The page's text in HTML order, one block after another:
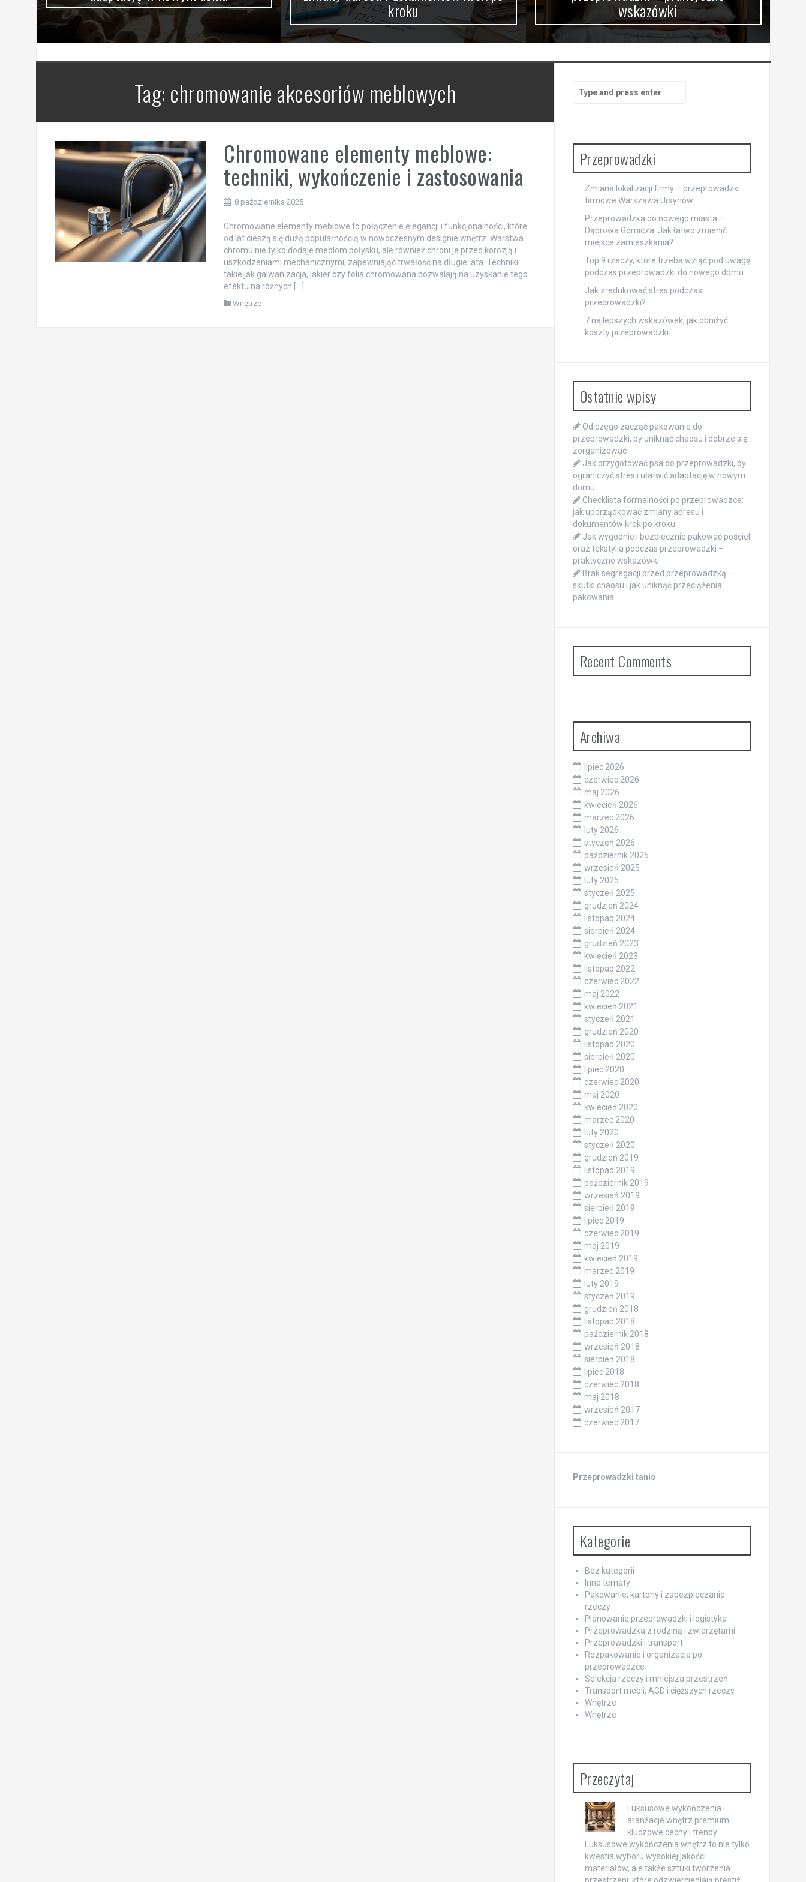
kroku wskazówki
Tag: chromowanie akcesoriów meblowych
Chromowane elementy meblowe:
techniki, wykończenie i zastosowania
8 października 2025
Chromowane elementy meblowe to połączenie elegancji i funkcjonalności, które
od lat cieszą się dużą popularnością w nowoczesnym designie wnętrz. Warstwa
chromu nie tylko dodaje meblom połysku, ale również chroni je przed korozją i
uszkodzeniami mechanicznymi, zapewniając trwałość na długie lata. Techniki
takie jak galwanizacja, lakier czy folia chromowana pozwalają na uzyskanie tego
efektu na różnych […]
Wnętrze
Search
for:
Przeprowadzki
Zmiana lokalizacji firmy – przeprowadzki
firmowe Warszawa Ursynów
Przeprowadzka do nowego miasta –
Dąbrowa Górnicza. Jak łatwo zmienić
miejsce zamieszkania?
Top 9 rzeczy, które trzeba wziąć pod uwagę
podczas przeprowadzki do nowego domu
Jak zredukować stres podczas
przeprowadzki?
7 najlepszych wskazówek, jak obniżyć
koszty przeprowadzki
Ostatnie wpisy
Od czego zacząć pakowanie do
przeprowadzki, by uniknąć chaosu i dobrze się
zorganizować
Jak przygotować psa do przeprowadzki, by
ograniczyć stres i ułatwić adaptację w nowym
domu
Checklista formalności po przeprowadzce:
jak uporządkować zmiany adresu i
dokumentów krok po kroku
Jak wygodnie i bezpiecznie pakować pościel
oraz tekstylia podczas przeprowadzki –
praktyczne wskazówki
Brak segregacji przed przeprowadzką –
skutki chaosu i jak uniknąć przeciążenia
pakowania
Recent Comments
Archiwa
lipiec 2026
czerwiec 2026
maj 2026
kwiecień 2026
marzec 2026
luty 2026
styczeń 2026
październik 2025
wrzesień 2025
luty 2025
styczeń 2025
grudzień 2024
listopad 2024
sierpień 2024
grudzień 2023
kwiecień 2023
listopad 2022
czerwiec 2022
maj 2022
kwiecień 2021
styczeń 2021
grudzień 2020
listopad 2020
sierpień 2020
lipiec 2020
czerwiec 2020
maj 2020
kwiecień 2020
marzec 2020
luty 2020
styczeń 2020
grudzień 2019
listopad 2019
październik 2019
wrzesień 2019
sierpień 2019
lipiec 2019
czerwiec 2019
maj 2019
kwiecień 2019
marzec 2019
luty 2019
styczeń 2019
grudzień 2018
listopad 2018
październik 2018
wrzesień 2018
sierpień 2018
lipiec 2018
czerwiec 2018
maj 2018
wrzesień 2017
czerwiec 2017
Przeprowadzki tanio
Kategorie
Bez kategorii
Inne tematy
Pakowanie, kartony i zabezpieczanie
rzeczy
Planowanie przeprowadzki i logistyka
Przeprowadzka z rodziną i zwierzętami
Przeprowadzki i transport
Rozpakowanie i organizacja po
przeprowadzce
Selekcja rzeczy i mniejsza przestrzeń
Transport mebli, AGD i cięższych rzeczy
Wnętrze
Wnętrze
Przeczytaj
Luksusowe wykończenia i
aranżacje wnętrz premium:
kluczowe cechy i trendy
Luksusowe wykończenia wnętrz to nie tylko
kwestia wyboru wysokiej jakości
materiałów, ale także sztuki tworzenia